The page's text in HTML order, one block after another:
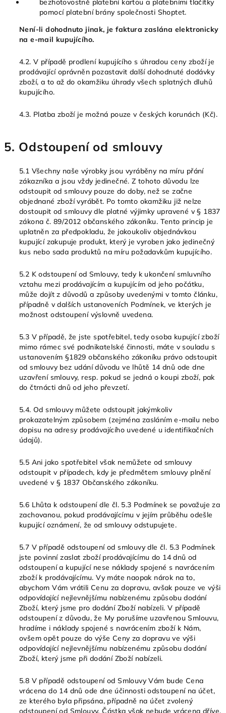
bezhotovostně platební kartou a platebními tlačítky
pomocí platební brány společnosti Shoptet.
Není-li dohodnuto jinak, je faktura zaslána elektronicky
na e-mail kupujícího.
4.2. V případě prodlení kupujícího s úhradou ceny zboží je
prodávající oprávněn pozastavit další dohodnuté dodávky
zboží, a to až do okamžiku úhrady všech splatných dluhů
kupujícího.
4.3. Platba zboží je možná pouze v českých korunách (Kč).
5. Odstoupení od smlouvy
5.1 Všechny naše výrobky jsou vyráběny na míru přání
zákazníka a jsou vždy jedinečné. Z tohoto důvodu lze
odstoupit od smlouvy pouze do doby, než se začne
objednané zboží vyrábět. Po tomto okamžiku již nelze
dostoupit od smlouvy dle platné výjimky upravené v § 1837
zákona č. 89/2012 občanského zákoníku. Tento princip je
uplatněn za předpokladu, že jakoukoliv objednávkou
kupující zakupuje produkt, který je vyroben jako jedinečný
kus nebo sada produktů na míru požadavkům kupujícího.
5.2 K odstoupení od Smlouvy, tedy k ukončení smluvního
vztahu mezi prodávajícím a kupujícím od jeho počátku,
může dojít z důvodů a způsoby uvedenými v tomto článku,
případně v dalších ustanoveních Podmínek, ve kterých je
možnost odstoupení výslovně uvedena.
5.3 V případě, že jste spotřebitel, tedy osoba kupující zboží
mimo rámec své podnikatelské činnosti, máte v souladu s
ustanovením §1829 občanského zákoníku právo odstoupit
od smlouvy bez udání důvodu ve lhůtě 14 dnů ode dne
uzavření smlouvy, resp. pokud se jedná o koupi zboží, pak
do čtrnácti dnů od jeho převzetí.
5.4. Od smlouvy můžete odstoupit jakýmkoliv
prokazatelným způsobem (zejména zasláním e-mailu nebo
dopisu na adresy prodávajícího uvedené u identifikačních
údajů).
5.5 Ani jako spotřebitel však nemůžete od smlouvy
odstoupit v případech, kdy je předmětem smlouvy plnění
uvedené v § 1837 Občanského zákoníku.
5.6 Lhůta k odstoupení dle čl. 5.3 Podmínek se považuje za
zachovanou, pokud prodávajícímu v jejím průběhu odešle
kupující oznámení, že od smlouvy odstupujete.
5.7 V případě odstoupení od smlouvy dle čl. 5.3 Podmínek
jste povinní zaslat zboží prodávajícímu do 14 dnů od
odstoupení a kupující nese náklady spojené s navrácením
zboží k prodávajícímu. Vy máte naopak nárok na to,
abychom Vám vrátili Cenu za dopravu, avšak pouze ve výši
odpovídající nejlevnějšímu nabízenému způsobu dodání
Zboží, který jsme pro dodání Zboží nabízeli. V případě
odstoupení z důvodu, že My porušíme uzavřenou Smlouvu,
hradíme i náklady spojené s navrácením zboží k Nám,
ovšem opět pouze do výše Ceny za dopravu ve výši
odpovídající nejlevnějšímu nabízenému způsobu dodání
Zboží, který jsme při dodání Zboží nabízeli.
5.8 V případě odstoupení od Smlouvy Vám bude Cena
vrácena do 14 dnů ode dne účinnosti odstoupení na účet,
ze kterého byla připsána, případně na účet zvolený
odstoupení od Smlouvy. Částka však nebude vrácena dříve,